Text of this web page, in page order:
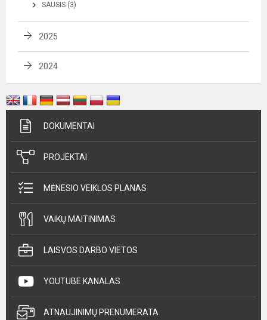
SAUSIS (3)
2025
2024
DOKUMENTAI
PROJEKTAI
MĖNESIO VEIKLOS PLANAS
VAIKŲ MAITINIMAS
LAISVOS DARBO VIETOS
YOUTUBE KANALAS
ATNAUJINIMŲ PRENUMERATA